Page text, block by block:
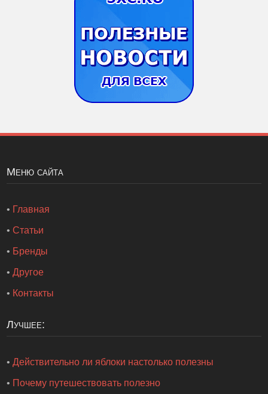
Меню сайта
• Главная
•Статьи
• Бренды
•Другое
• Контакты
Лучшее:
•Действительно ли яблоки настолько полезны
• Почему путешествовать полезно